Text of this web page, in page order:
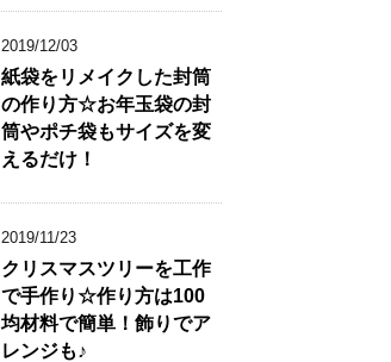
2019/12/03
紙袋をリメイクした封筒
の作り方☆お年玉袋の封
筒やポチ袋もサイズを変
えるだけ！
2019/11/23
クリスマスツリーを工作
で手作り☆作り方は100
均材料で簡単！飾りでア
レンジも♪